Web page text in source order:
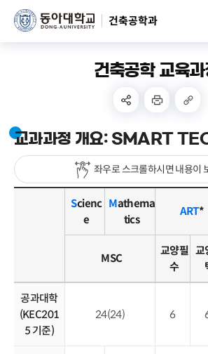
건축공학과
건축공학 교육과
교과과정 개요: SMART
좌우로 스크롤하시면 내용이
Scienc
e
Mathema
tics
ART*
MSC
교양필
수
교
공과대학
(KEC201
5 기준)
24(24) 6